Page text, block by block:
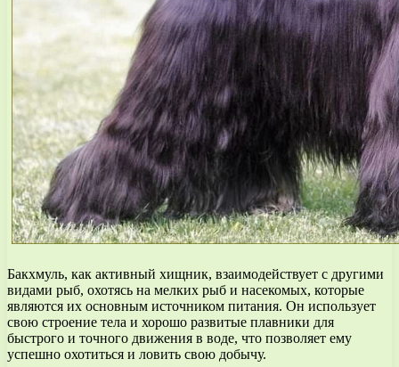
Бакхмуль, как активный хищник, взаимодействует с другими
видами рыб, охотясь на мелких рыб и насекомых, которые
являются их основным источником питания. Он использует
свою строение тела и хорошо развитые плавники для
быстрого и точного движения в воде, что позволяет ему
успешно охотиться и ловить свою добычу.